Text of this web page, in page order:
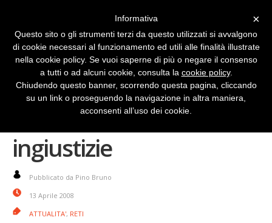
Due siti contro le
ingiustizie
Pubblicato da Pino Bruno
13 Aprile 2008
ATTUALITA', RETI
×
Informativa
Questo sito o gli strumenti terzi da questo utilizzati si avvalgono
di cookie necessari al funzionamento ed utili alle finalità illustrate
nella cookie policy. Se vuoi saperne di più o negare il consenso
a tutti o ad alcuni cookie, consulta la cookie policy.
Chiudendo questo banner, scorrendo questa pagina, cliccando
su un link o proseguendo la navigazione in altra maniera,
acconsenti all’uso dei cookie.